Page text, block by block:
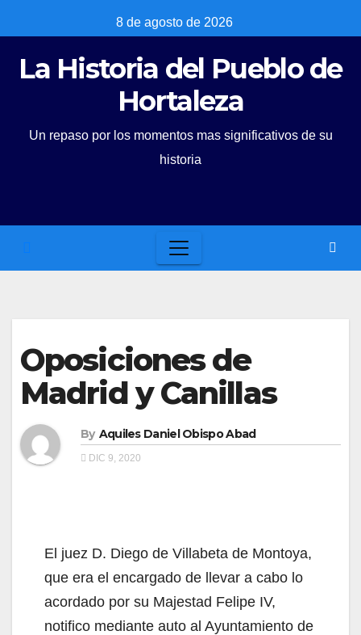
to
content
8 de agosto de 2026
La Historia del Pueblo de
Hortaleza
Un repaso por los momentos mas significativos de su
historia
Oposiciones de
Madrid y Canillas
By Aquiles Daniel Obispo Abad
DIC 9, 2020
El juez D. Diego de Villabeta de Montoya,
que era el encargado de llevar a cabo lo
acordado por su Majestad Felipe IV,
notifico mediante auto al Ayuntamiento de